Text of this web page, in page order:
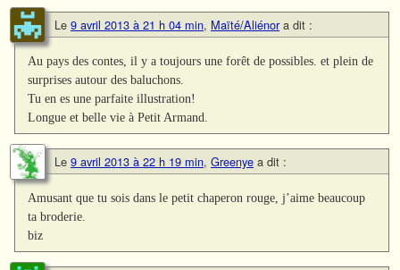
Le 9 avril 2013 à 21 h 04 min, Maïté/Aliénor a dit :
Au pays des contes, il y a toujours une forêt de possibles. et plein de
surprises autour des baluchons.
Tu en es une parfaite illustration!
Longue et belle vie à Petit Armand.
Le 9 avril 2013 à 22 h 19 min, Greenye a dit :
Amusant que tu sois dans le petit chaperon rouge, j’aime beaucoup
ta broderie.
biz